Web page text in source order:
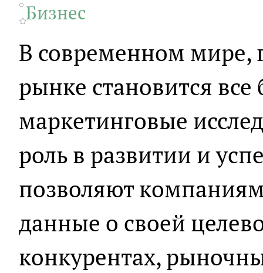
Бизнес
В современном мире,
рынке становится
маркетинговые
роль в развитии и
позволяют
данные о своей
конкурентах,